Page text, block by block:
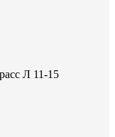
4650Л 11-15